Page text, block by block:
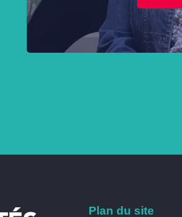
Plan du site